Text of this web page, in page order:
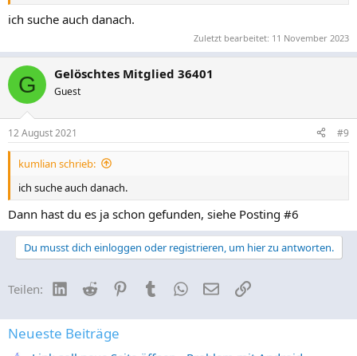
ich suche auch danach.
Zuletzt bearbeitet: 11 November 2023
G Gelöschtes Mitglied 36401
Guest
12 August 2021 #9
kumlian schrieb:
ich suche auch danach.
Dann hast du es ja schon gefunden, siehe Posting #6
Du musst dich einloggen oder registrieren, um hier zu antworten.
Teilen: LinkedIn
Reddit PinterestTumblrWhatsApp
E-MailLink
Neueste Beiträge